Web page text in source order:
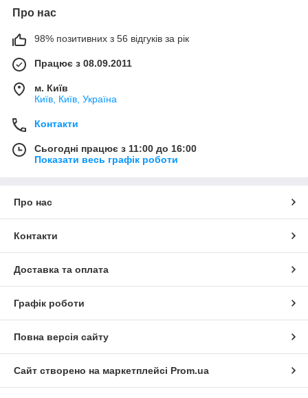
Про нас
98% позитивних з 56 відгуків за рік
Працює з 08.09.2011
м. Київ
Київ, Київ, Україна
Контакти
Сьогодні працює з 11:00 до 16:00
Показати весь графік роботи
Про нас
Контакти
Доставка та оплата
Графік роботи
Повна версія сайту
Сайт створено на маркетплейсі Prom.ua